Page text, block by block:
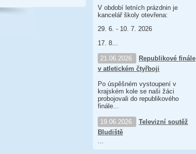
V období letních prázdnin je
kancelář školy otevřena:
29. 6. - 10. 7. 2026
17. 8...
21.06.2026
Republikové finále
v atletickém čtyřboji
Po úspěšném vystoupení v
krajském kole se naši žáci
probojovali do republikového
finále...
19.06.2026
Televizní soutěž
Bludiště